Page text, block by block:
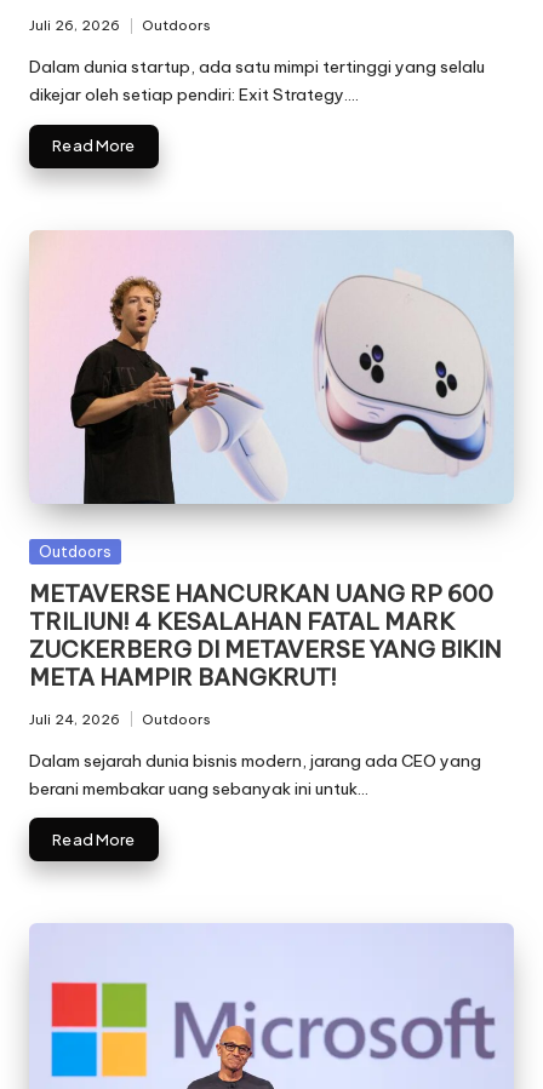
Juli 26, 2026
in
Outdoors
Dalam dunia startup, ada satu mimpi tertinggi yang selalu
dikejar oleh setiap pendiri: Exit Strategy.…
Read More
Posted
Outdoors
METAVERSE HANCURKAN UANG RP 600
TRILIUN! 4 KESALAHAN FATAL MARK
ZUCKERBERG DI METAVERSE YANG BIKIN
META HAMPIR BANGKRUT!
Juli 24, 2026
Posted
Outdoors
Dalam sejarah dunia bisnis modern, jarang ada CEO yang
berani membakar uang sebanyak ini untuk…
Read More